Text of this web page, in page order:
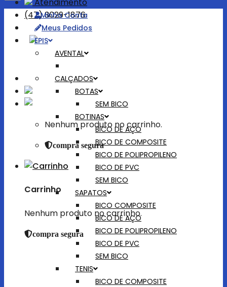
(47) 3029-1876
Bem-vindo!
Nenhum produto no carrinho.
compra segura
Carrinho
Nenhum produto no carrinho.
compra segura
Minha Conta
Meus Pedidos
EPIS
AVENTAL
CALÇADOS
BOTAS
SEM BICO
BOTINAS
BICO DE AÇO
BICO DE COMPOSITE
BICO DE POLIPROPILENO
BICO DE PVC
SEM BICO
SAPATOS
BICO COMPOSITE
BICO DE AÇO
BICO DE POLIPROPILENO
BICO DE PVC
SEM BICO
TENIS
BICO DE COMPOSITE